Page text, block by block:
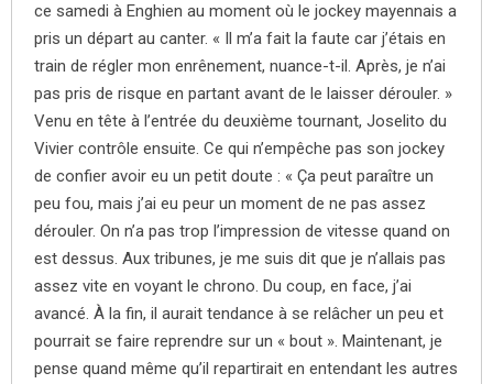
ce samedi à Enghien au moment où le jockey mayennais a
pris un départ au canter. « Il m’a fait la faute car j’étais en
train de régler mon enrênement, nuance-t-il. Après, je n’ai
pas pris de risque en partant avant de le laisser dérouler. »
Venu en tête à l’entrée du deuxième tournant, Joselito du
Vivier contrôle ensuite. Ce qui n’empêche pas son jockey
de confier avoir eu un petit doute : « Ça peut paraître un
peu fou, mais j’ai eu peur un moment de ne pas assez
dérouler. On n’a pas trop l’impression de vitesse quand on
est dessus. Aux tribunes, je me suis dit que je n’allais pas
assez vite en voyant le chrono. Du coup, en face, j’ai
avancé. À la fin, il aurait tendance à se relâcher un peu et
pourrait se faire reprendre sur un « bout ». Maintenant, je
pense quand même qu’il repartirait en entendant les autres